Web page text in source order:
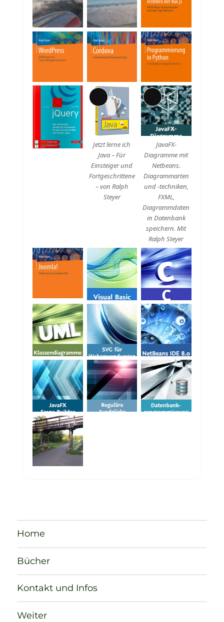
Beschreibung
Lange
Beschreibung
Jetzt lerne ich
Java – Für
Einsteiger und
Fortgeschrittene
– von Ralph
Steyer
Lange
Beschreibung
JavaFX-
Diagramme mit
Netbeans.
Diagrammarten
und -techniken,
FXML,
Diagrammdaten
in Datenbank
speichern. Mit
Ralph Steyer
Home
Bücher
Kontakt und Infos
Weiter